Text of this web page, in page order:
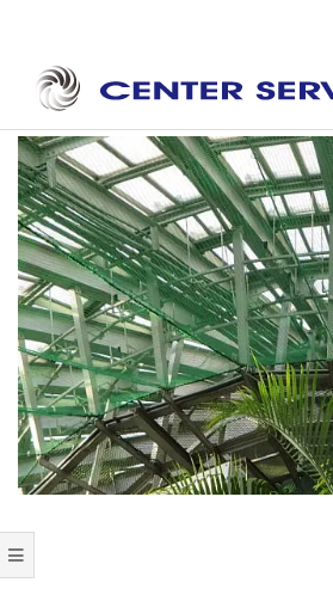
content
セ
ン
タ
ー
サ
ー
ビ
ス
Secondary
Navigation
Menu